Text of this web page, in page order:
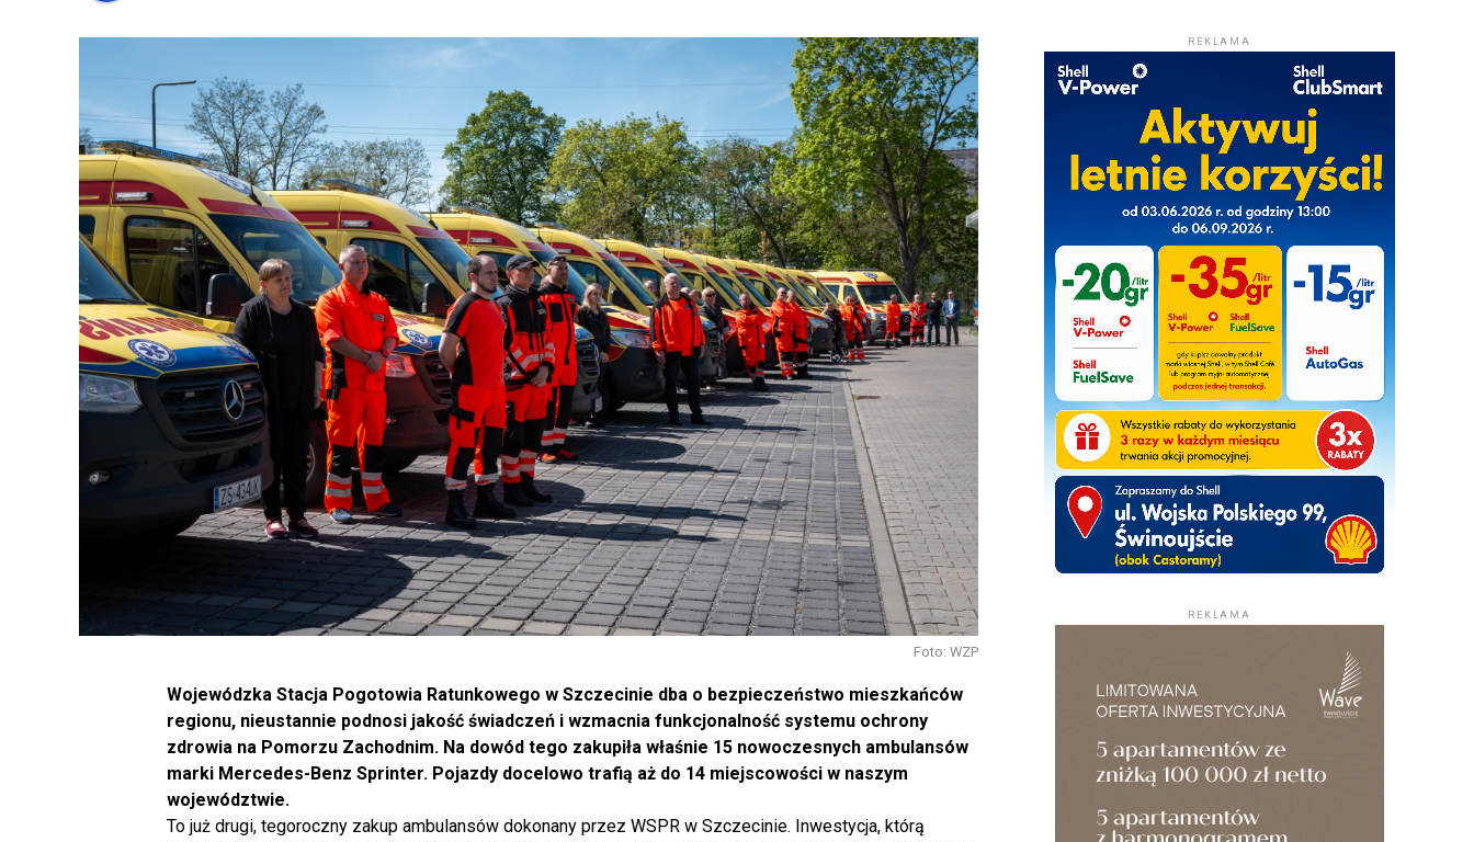
Foto: WZP
Wojewódzka Stacja Pogotowia Ratunkowego w Szczecinie dba o bezpieczeństwo mieszkańców
regionu, nieustannie podnosi jakość świadczeń i wzmacnia funkcjonalność systemu ochrony
zdrowia na Pomorzu Zachodnim. Na dowód tego zakupiła właśnie 15 nowoczesnych ambulansów
marki Mercedes-Benz Sprinter. Pojazdy docelowo trafią aż do 14 miejscowości w naszym
województwie.
To już drugi, tegoroczny zakup ambulansów dokonany przez WSPR w Szczecinie. Inwestycja, którą
REKLAMA
REKLAMA